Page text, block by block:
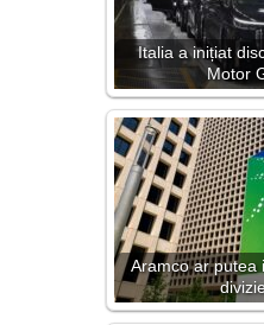
Italia a inițiat
Motor
Aramco ar putea